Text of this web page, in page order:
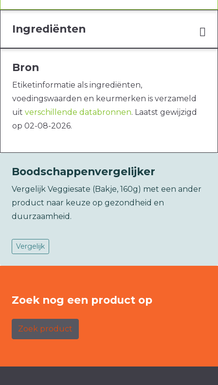
Ingrediënten
Bron
Etiketinformatie als ingrediënten,
voedingswaarden en keurmerken is verzameld
uit verschillende databronnen. Laatst gewijzigd
op 02-08-2026.
Boodschappenvergelijker
Vergelijk Veggiesate (Bakje, 160g) met een ander
product naar keuze op gezondheid en
duurzaamheid.
Vergelijk
Zoek nog een product op
Zoek product